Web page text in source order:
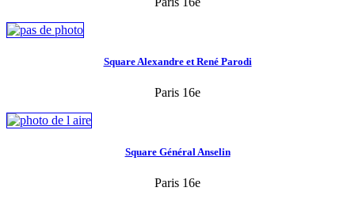
Square Alexandre et René Parodi
Paris 16e
Square Général Anselin
Paris 16e